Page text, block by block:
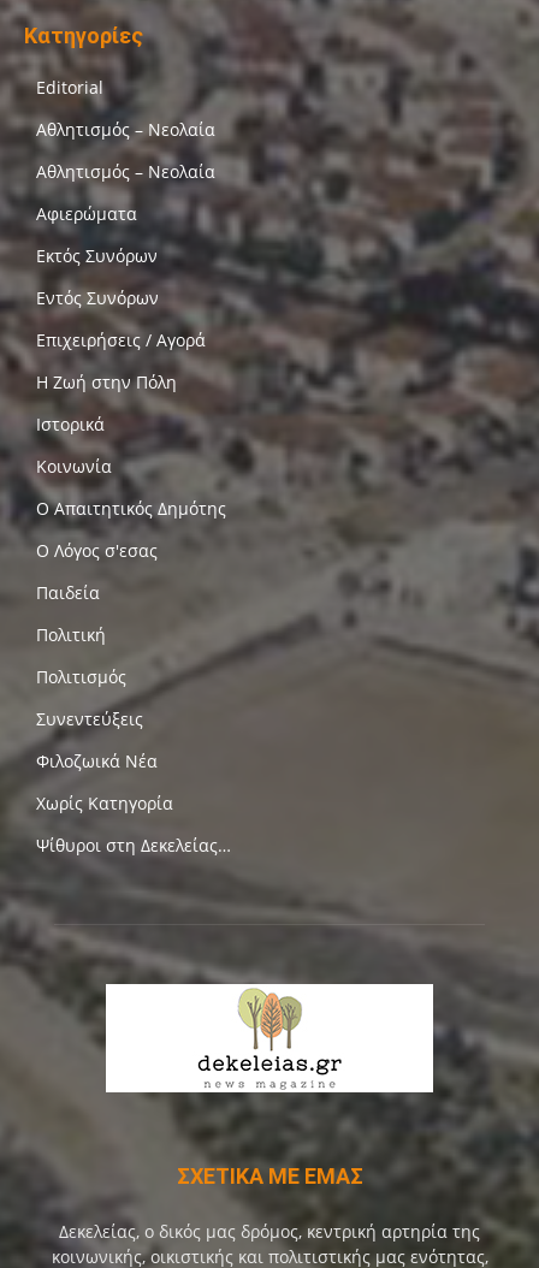
Κατηγορίες
Editorial
Αθλητισμός – Νεολαία
Αθλητισμός – Νεολαία
Αφιερώματα
Εκτός Συνόρων
Εντός Συνόρων
Επιχειρήσεις / Αγορά
Η Ζωή στην Πόλη
Ιστορικά
Κοινωνία
Ο Απαιτητικός Δημότης
Ο Λόγος σ'εσας
Παιδεία
Πολιτική
Πολιτισμός
Συνεντεύξεις
Φιλοζωικά Νέα
Χωρίς Κατηγορία
Ψίθυροι στη Δεκελείας…
ΣΧΕΤΙΚΑ ΜΕ ΕΜΑΣ
Δεκελείας, ο δικός μας δρόμος, κεντρική αρτηρία της
κοινωνικής, οικιστικής και πολιτιστικής μας ενότητας,